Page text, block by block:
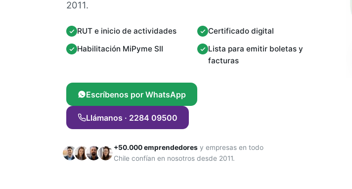
2011.
RUT e inicio de actividades
Certificado digital
Habilitación MiPyme SII
Lista para emitir boletas y
facturas
Escríbenos por WhatsApp
Llámanos · 2284 09500
+50.000 emprendedores y empresas en todo
Chile confían en nosotros desde 2011.